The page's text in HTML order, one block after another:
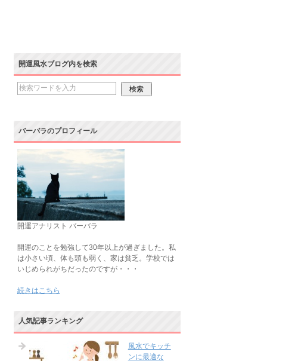
開運風水ブログ内を検索
バーバラのプロフィール
開運アナリスト バーバラ
開運のことを勉強して30年以上が過ぎました。私
は小さい頃、体も頭も弱く、家は貧乏。学校では
いじめられがちだったのですが・・・
続きはこちら
人気記事ランキング
風水でキッチ
ンに最適な